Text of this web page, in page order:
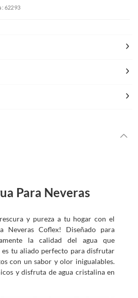
62293
Para Neveras
y pureza a tu hogar con el
Neveras Coflex! Diseñado para
la calidad del agua que
es tu aliado perfecto para disfrutar
con un sabor y olor inigualables.
y disfruta de agua cristalina en